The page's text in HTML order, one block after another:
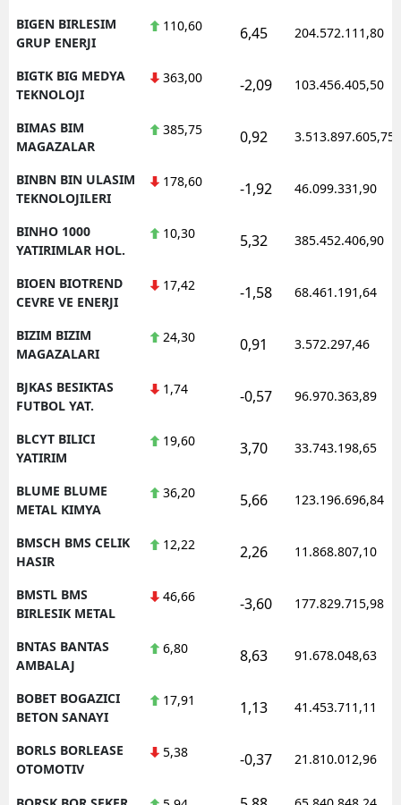
BIGEN BIRLESIM
GRUP ENERJI
110,60 6,45 204.572.111,80
BIGTK BIG MEDYA
TEKNOLOJI
363,00 -2,09 103.456.405,50
BIMAS BIM
MAGAZALAR
385,75 0,92 3.513.897.605,75
BINBN BIN ULASIM
TEKNOLOJILERI
178,60 -1,92 46.099.331,90
BINHO 1000
YATIRIMLAR HOL.
10,30 5,32 385.452.406,90
BIOEN BIOTREND
CEVRE VE ENERJI
17,42 -1,58 68.461.191,64
BIZIM BIZIM
MAGAZALARI
24,30 0,91 3.572.297,46
BJKAS BESIKTAS
FUTBOL YAT.
1,74 -0,57 96.970.363,89
BLCYT BILICI
YATIRIM
19,60 3,70 33.743.198,65
BLUME BLUME
METAL KIMYA
36,20 5,66 123.196.696,84
BMSCH BMS CELIK
HASIR
12,22 2,26 11.868.807,10
BMSTL BMS
BIRLESIK METAL
46,66 -3,60 177.829.715,98
BNTAS BANTAS
AMBALAJ
6,80 8,63 91.678.048,63
BOBET BOGAZICI
BETON SANAYI
17,91 1,13 41.453.711,11
BORLS BORLEASE
OTOMOTIV
5,38 -0,37 21.810.012,96